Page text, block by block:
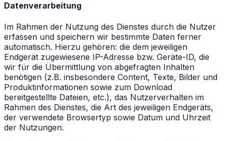
Datenverarbeitung
Im Rahmen der Nutzung des Dienstes durch die Nutzer
erfassen und speichern wir bestimmte Daten ferner
automatisch. Hierzu gehören: die dem jeweiligen
Endgerät zugewiesene IP-Adresse bzw. Geräte-ID, die
wir für die Übermittlung von abgefragten Inhalten
benötigen (z.B. insbesondere Content, Texte, Bilder und
Produktinformationen sowie zum Download
bereitgestellte Dateien, etc.), das Nutzerverhalten im
Rahmen des Dienstes, die Art des jeweiligen Endgeräts,
der verwendete Browsertyp sowie Datum und Uhrzeit
der Nutzungen.